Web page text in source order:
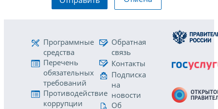
Программные
средства
Перечень
обязательных
требований
Противодействие
коррупции
Обратная
связь
Контакты
Подписка
на
новости
Об